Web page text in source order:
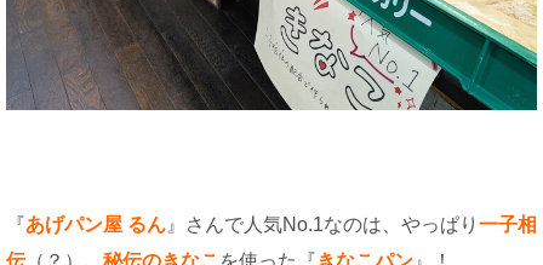
『あげパン屋 るん 』さんで人気No.1なのは、やっぱり 一子相